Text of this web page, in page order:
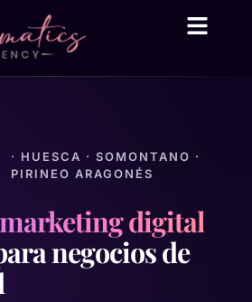
· HUESCA · SOMONTANO ·
PIRINEO ARAGONÉS
digital
negocios de
AI